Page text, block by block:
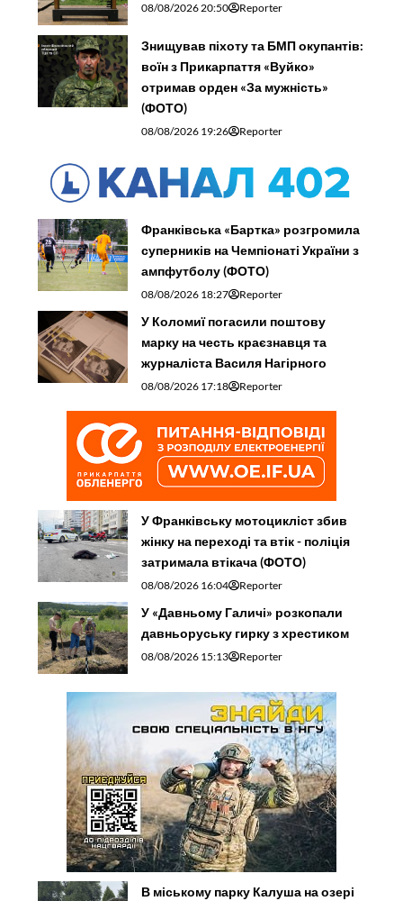
08/08/2026 20:50 Reporter
Знищував піхоту та БМП окупантів:
воїн з Прикарпаття «Вуйко»
отримав орден «За мужність»
(ФОТО)
08/08/2026 19:26 Reporter
Франківська «Бартка» розгромила
суперників на Чемпіонаті України з
ампфутболу (ФОТО)
08/08/2026 18:27 Reporter
У Коломиї погасили поштову
марку на честь краєзнавця та
журналіста Василя Нагірного
08/08/2026 17:18 Reporter
У Франківську мотоцикліст збив
жінку на переході та втік - поліція
затримала втікача (ФОТО)
08/08/2026 16:04 Reporter
У «Давньому Галичі» розкопали
давньоруську гирку з хрестиком
08/08/2026 15:13 Reporter
В міському парку Калуша на озері